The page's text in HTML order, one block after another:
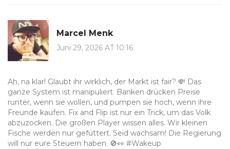
Marcel Menk
Juni 29, 2026 AT 10:16
Ah, na klar! Glaubt ihr wirklich, der Markt ist fair? 💸 Das
ganze System ist manipuliert. Banken drücken Preise
runter, wenn sie wollen, und pumpen sie hoch, wenn ihre
Freunde kaufen. Fix and Flip ist nur ein Trick, um das Volk
abzuzocken. Die großen Player wissen alles. Wir kleinen
Fische werden nur gefüttert. Seid wachsam! Die Regierung
will nur eure Steuern haben. 🚫👀 #Wakeup